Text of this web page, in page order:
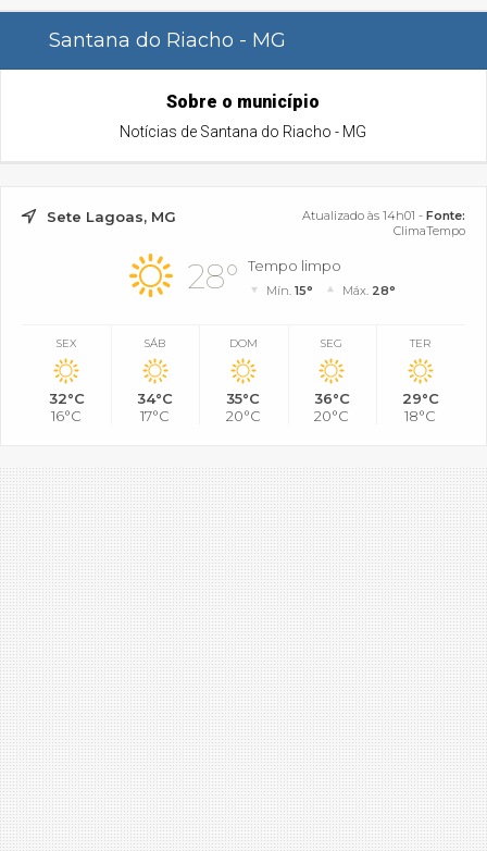
Santana do Riacho - MG
Sobre o município
Notícias de Santana do Riacho - MG
Sete Lagoas, MG Atualizado às 14h01 - Fonte:
ClimaTempo
28° Tempo limpo
Mín.15° Máx. 28°
SEX
32°C
16°C
SÁB
34°C
17°C
DOM
35°C
20°C
SEG
36°C
20°C
TER
29°C
18°C